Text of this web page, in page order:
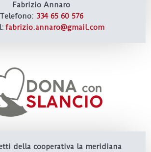
Fabrizio Annaro
Telefono: 334 65 60 576
fabrizio.annaro@gmail.com
della cooperativa la meridiana